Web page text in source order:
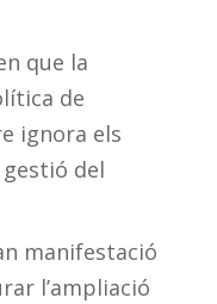
que la
de
ignora els
del
manifestació
l’ampliació